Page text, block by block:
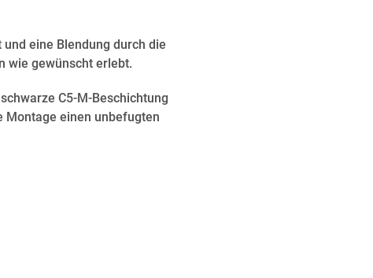
und eine Blendung durch die
wie gewünscht erlebt.
C5-M-Beschichtung
einen unbefugten